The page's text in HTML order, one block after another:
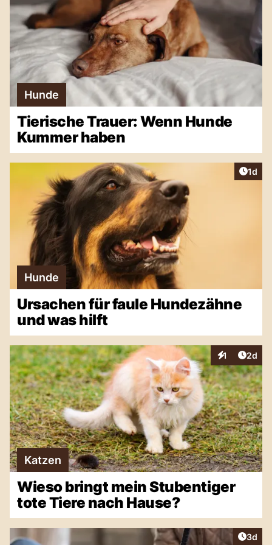
Hunde
Tierische Trauer: Wenn Hunde
Kummer haben
1d
Hunde
Ursachen für faule Hundezähne
und was hilft
1
Interaktionen
2d
Katzen
Wieso bringt mein Stubentiger
tote Tiere nach Hause?
3d